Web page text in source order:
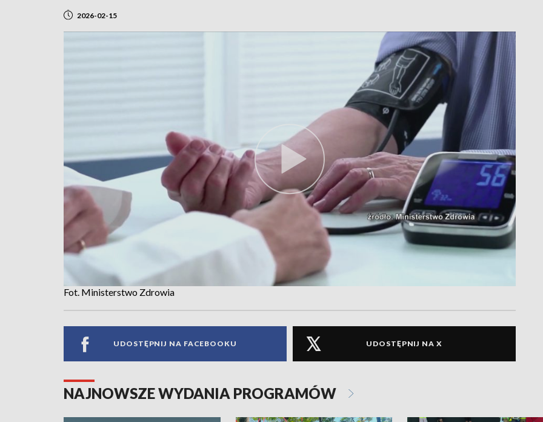
2026-02-15
Fot. Ministerstwo Zdrowia
UDOSTĘPNIJ NA FACEBOOKU UDOSTĘPNIJ NA X
NAJNOWSZE WYDANIA PROGRAMÓW